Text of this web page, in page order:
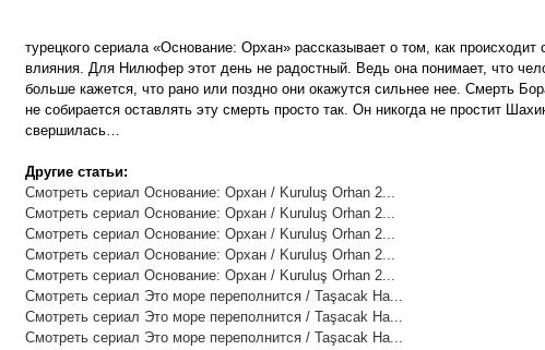
турецкого сериала «Основание: Орхан» рассказывает о том, как
влияния. Для Нилюфер этот день не радостный. Ведь она понимает, что
больше кажется, что рано или поздно они окажутся сильнее нее. Смерть
не собирается оставлять эту смерть просто так. Он никогда не простит
свершилась…
Другие статьи:
Смотреть сериал Основание: Орхан / Kuruluş Orhan 2...
Смотреть сериал Основание: Орхан / Kuruluş Orhan 2...
Смотреть сериал Основание: Орхан / Kuruluş Orhan 2...
Смотреть сериал Основание: Орхан / Kuruluş Orhan 2...
Смотреть сериал Основание: Орхан / Kuruluş Orhan 2...
Смотреть сериал Это море переполнится / Taşacak Ha...
Смотреть сериал Это море переполнится / Taşacak Ha...
Смотреть сериал Это море переполнится / Taşacak Ha...